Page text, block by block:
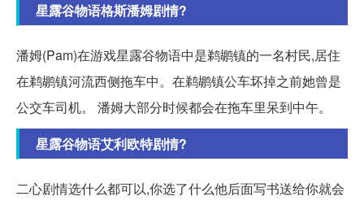
星露谷物语格斯潘姆剧情?
潘姆(Pam)在游戏星露谷物语中是鹈鹕镇的一名村民,居住
在鹈鹕镇河流西侧拖车中。在鹈鹕镇公车坏掉之前她曾是
公交车司机。 潘姆大部分时候都会在拖车里呆到中午。
星露谷物语艾利欧特剧情?
二心剧情选什么都可以,你选了什么他后面写书送给你就会